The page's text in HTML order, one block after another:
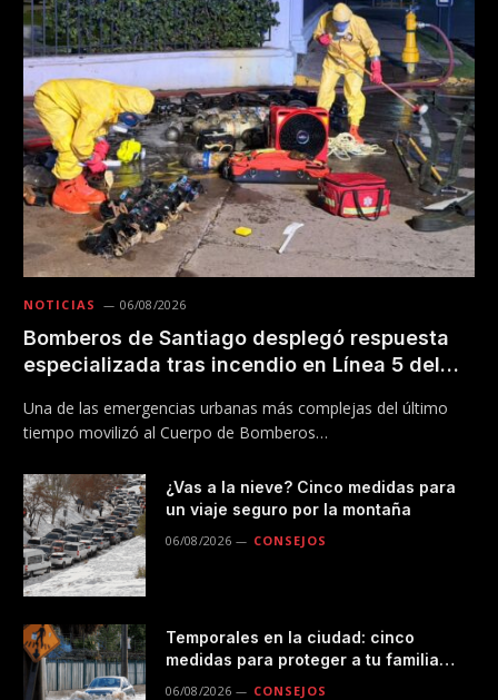
NOTICIAS 06/08/2026
Bomberos de Santiago desplegó respuesta
especializada tras incendio en Línea 5 del
Una de las emergencias urbanas más complejas del último
tiempo movilizó al Cuerpo de Bomberos…
¿Vas a la nieve? Cinco medidas para
un viaje seguro por la montaña
06/08/2026 CONSEJOS
Temporales en la ciudad: cinco
medidas para proteger a tu familia
06/08/2026 CONSEJOS